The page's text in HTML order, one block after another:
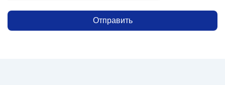
Отправить